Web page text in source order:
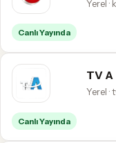
Yerel ·
Canlı Yayında
TV A
Yerel ·
Canlı Yayında